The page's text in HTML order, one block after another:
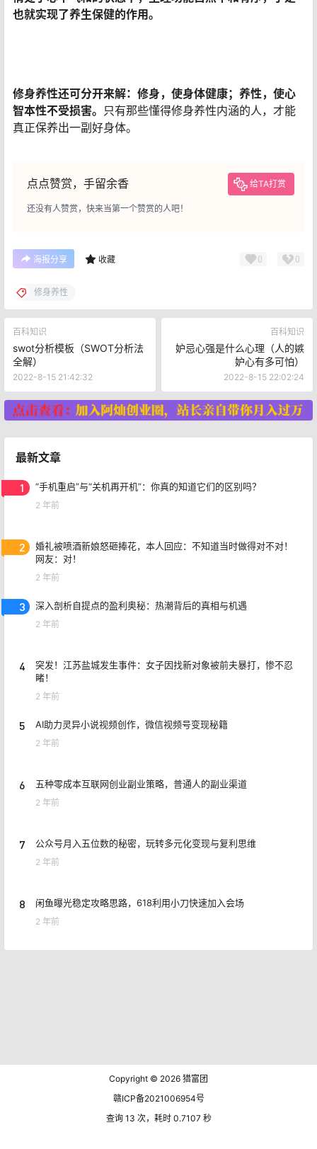
也就实现了养生保健的作用。
修身养性还可分开来解：修身，使身体健康；养性，使心
智本性不受损害。 只有那些懂得修身养性内涵的人，才能
真正保养出一副好身体。
点点赞赏，手留余香 给TA打赏
还没有人赞赏，快来当第一个赞赏的人吧！
海报分享 收藏 0 0
修身养性
百科知识
swot分析模板（SWOT分析法
全解）
2022-8-15 21:42:32
百科知识
妒忌心强是什么心理（人的嫉
妒心有多可怕）
2022-8-15 22:02:24
最新文章
1 “手机重启”与“关机再开机”：你真的知道它们的区别吗？
2 年前
2
婚礼被喷酒新娘怒砸捧花，本人回应：不知道当时做得对不对！
网友：对！
2 年前
3 深入剖析自提点的盈利奥秘：热潮背后的真相与机遇
2 年前
4
突发！江苏盐城发生事件：女子因找新对象被前夫暴打，惨不忍
睹！
2 年前
5 AI助力灵异小说视频创作，微信视频号变现秘籍
2 年前
6 五种零成本互联网创业副业策略，普通人的副业渠道
2 年前
7 公众号月入五位数的秘密，玩转多元化变现与复利思维
2 年前
8 闲鱼曝光稳定攻略思路，618利用小刀快速加入会场
2 年前
Copyright © 2026 猎富团
赣ICP备2021006954号
查询 13 次，耗时 0.7107 秒